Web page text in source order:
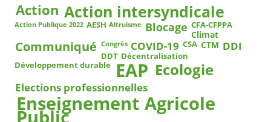
Action Action intersyndicale
Action Publique 2022 AESH Altruisme Blocage CFA-CFPPA
Climat
Communiqué Congrès COVID-19 CSA CTM DDI
DDT Décentralisation
Développement durable EAP Ecologie
Elections professionnelles
Enseignement Agricole
Public